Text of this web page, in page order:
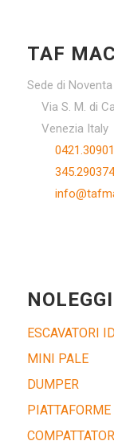
TAF
Sede di
Via S. M. di
Venezia Italy
ESCAVATORI
MINI PALE
DUMPER
PIATTAFORME